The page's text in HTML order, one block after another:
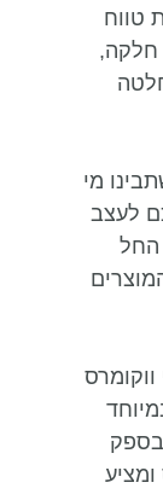
טווח
חלקה,
מי
לעצב
החל